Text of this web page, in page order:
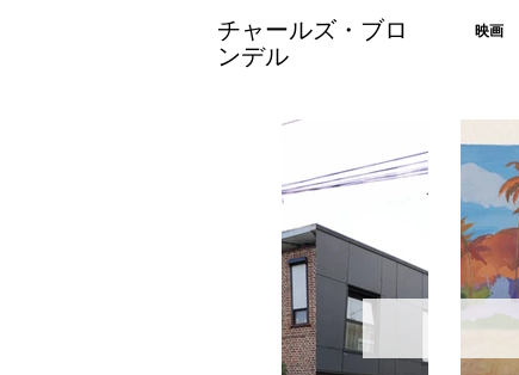
チャールズ・ブロ
ンデル
映画